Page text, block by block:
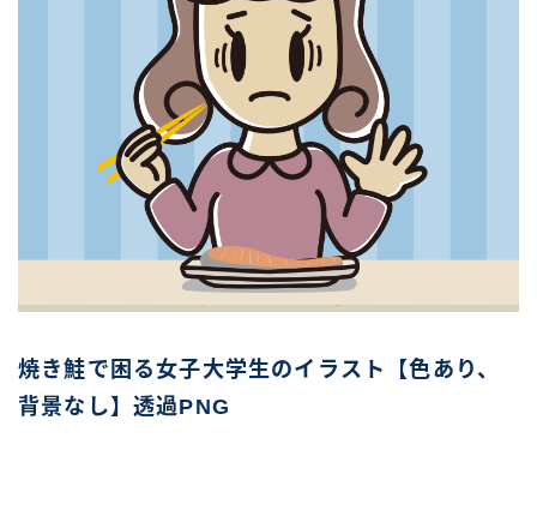
焼き鮭で困る女子大学生のイラスト【色あり、
背景なし】透過PNG